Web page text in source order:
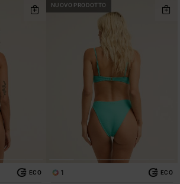
ECO
NUOVO PRODOTTO
1 ECO